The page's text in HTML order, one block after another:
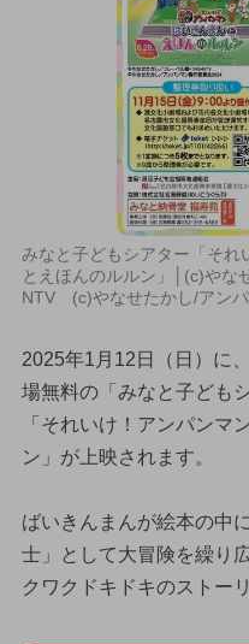
みなと子どもシアター「そ
とえほんのルルン」│(c)やな
NTV (c)やなせたかし/アン
2025年1月12日（日）に
場無料の「みなと子ども
「それいけ！アンパンマ
ン」が上映されます。
ばいきんまんが絵本の中
士」として大冒険を繰り
クワクドキドキのストー